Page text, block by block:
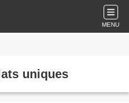
MENU
uniques